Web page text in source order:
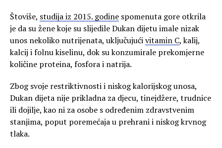
Štoviše, studija iz 2015. godine spomenuta gore otkrila
je da su žene koje su slijedile Dukan dijetu imale nizak
unos nekoliko nutrijenata, uključujućivitamin C, kalij,
kalcij i folnu kiselinu, dok su konzumirale prekomjerne
količine proteina, fosfora i natrija.
Zbog svoje restriktivnosti i niskog kalorijskog unosa,
Dukan dijeta nije prikladna za djecu, tinejdžere, trudnice
ili dojilje, kao ni za osobe s određenim zdravstvenim
stanjima, poput poremećaja u prehrani i niskog krvnog
tlaka.